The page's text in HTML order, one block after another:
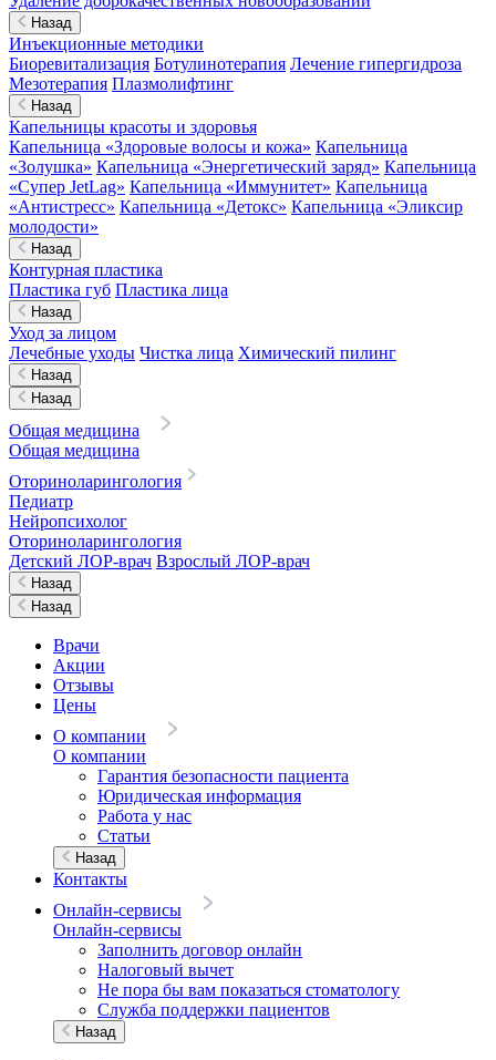
Назад
Инъекционные методики
Биоревитализация Ботулинотерапия Лечение гипергидроза
Мезотерапия Плазмолифтинг
Назад
Капельницы красоты и здоровья
Капельница «Здоровые волосы и кожа» Капельница
«Золушка» Капельница «Энергетический заряд» Капельница
«Супер JetLag» Капельница «Иммунитет» Капельница
«Антистресс» Капельница «Детокс» Капельница «Эликсир
молодости»
Назад
Контурная пластика
Пластика губ Пластика лица
Назад
Уход за лицом
Лечебные уходы Чистка лица Химический пилинг
Назад
Назад
Общая медицина
Общая медицина
Оториноларингология
Педиатр
Нейропсихолог
Оториноларингология
Детский ЛОР-врач Взрослый ЛОР-врач
Назад
Назад
Врачи
Акции
Отзывы
Цены
О компании
О компании
Гарантия безопасности пациента
Юридическая информация
Работа у нас
Статьи
Назад
Контакты
Онлайн-сервисы
Онлайн-сервисы
Заполнить договор онлайн
Налоговый вычет
Не пора бы вам показаться стоматологу
Служба поддержки пациентов
Назад